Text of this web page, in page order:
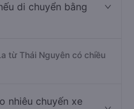
di chuyển bằng
từ Thái Nguyên có chiều
nhiêu chuyến xe